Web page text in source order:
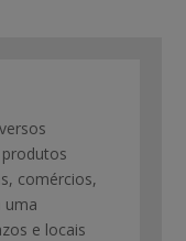
comércios,
uma
e locais